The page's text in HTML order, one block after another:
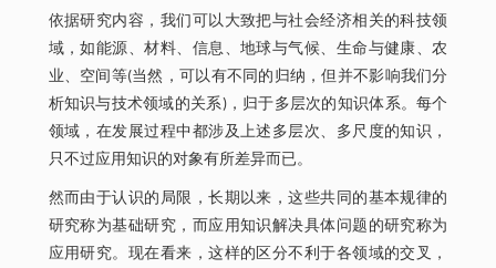
依据研究内容，我们可以大致把与社会经济相关的科技领
域，如能源、材料、信息、地球与气候、生命与健康、农
业、空间等(当然，可以有不同的归纳，但并不影响我们分
析知识与技术领域的关系)，归于多层次的知识体系。每个
领域，在发展过程中都涉及上述多层次、多尺度的知识，
只不过应用知识的对象有所差异而已。
然而由于认识的局限，长期以来，这些共同的基本规律的
研究称为基础研究，而应用知识解决具体问题的研究称为
应用研究。现在看来，这样的区分不利于各领域的交叉，